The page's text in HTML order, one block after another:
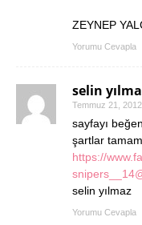
ZEYNEP
Yorumu Cevapla
selin
Temmuz 21,
sayfayı
şartlar tamam.
https://
selin yılmaz
Yorumu Cevapla